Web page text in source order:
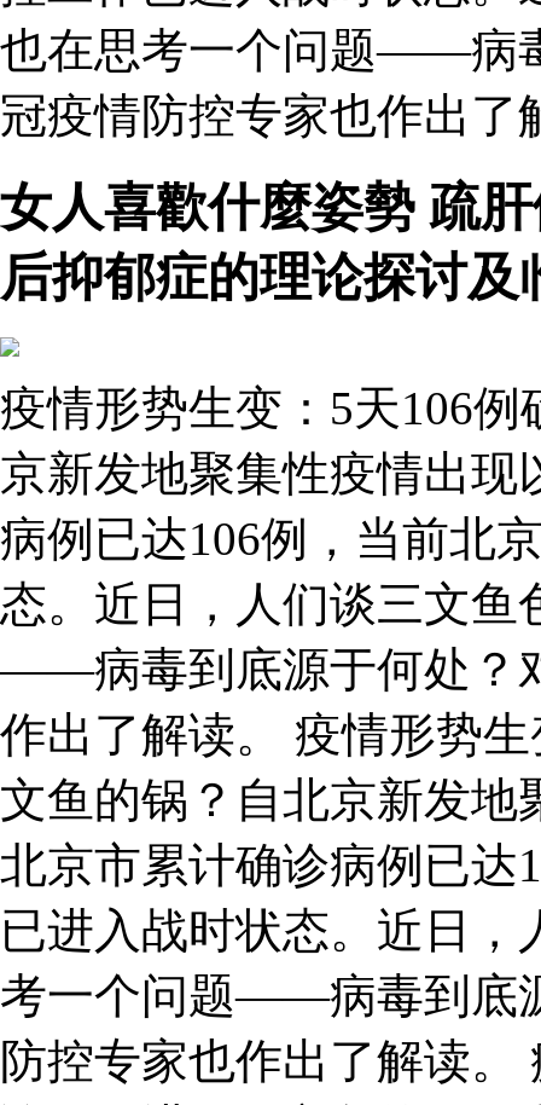
也在思考一个问题——病
冠疫情防控专家也作出了
女人喜歡什麼姿勢 疏
后抑郁症的理论探讨
疫情形势生变：5天106
京新发地聚集性疫情出现
病例已达106例，当前北
态。近日，人们谈三文鱼
——病毒到底源于何处？
作出了解读。 疫情形势
文鱼的锅？自北京新发地
北京市累计确诊病例已达
已进入战时状态。近日
考一个问题——病毒到底
防控专家也作出了解读。